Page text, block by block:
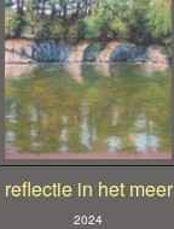
reflectie in het meer
2024